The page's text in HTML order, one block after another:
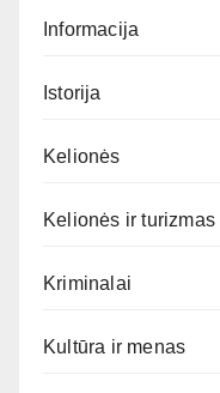
Informacija
Istorija
Kelionės
Kelionės ir turizmas
Kriminalai
Kultūra ir menas